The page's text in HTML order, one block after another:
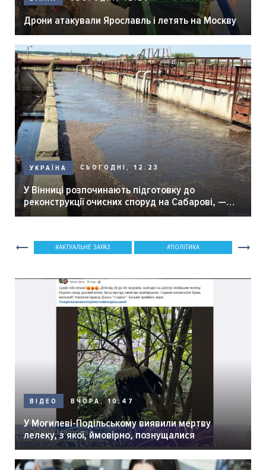
Дрони атакували Ярославль і летять на Москву
УКРАЇНА СЬОГОДНІ, 12:23
У Вінниці розпочинають підготовку до
реконструкції очисних споруд на Сабарові, —
мер Вінниці.
АКТУАЛЬНЕ ЗАРАЗ ПОЛІТИКА
ВІДЕО ВЧОРА, 10:47
У Могилеві-Подільському виявили мертву
лелеку, з якої, ймовірно, познущалися